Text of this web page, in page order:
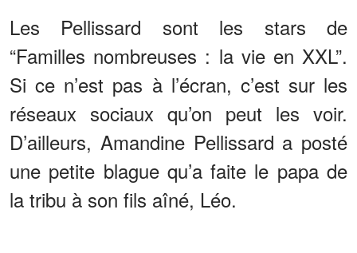
Les Pellissard sont les stars de
“Familles nombreuses : la vie en XXL”.
Si ce n’est pas à l’écran, c’est sur les
réseaux sociaux qu’on peut les voir.
D’ailleurs, Amandine Pellissard a posté
une petite blague qu’a faite le papa de
la tribu à son fils aîné, Léo.